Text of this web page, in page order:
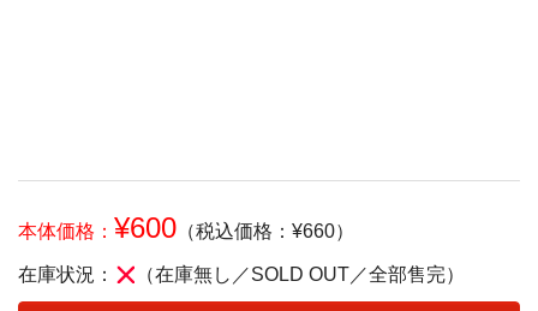
本体価格： ¥600 （税込価格：¥660）
在庫状況： （在庫無し／SOLD OUT／全部售完）